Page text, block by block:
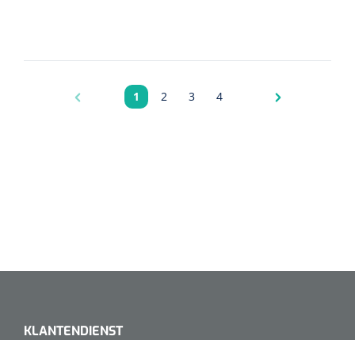
Pagina
1 Pagina
2 Pagina
3 Pagina
4
KLANTENDIENST